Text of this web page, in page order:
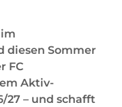
diesen Sommer
FC
Aktiv-
27 – und schafft